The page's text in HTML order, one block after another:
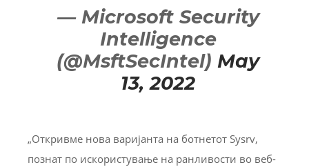
— Microsoft Security
Intelligence
(@MsftSecIntel) May
13, 2022
„Откривме нова варијанта на ботнетот Sysrv,
познат по искористување на ранливости во веб-